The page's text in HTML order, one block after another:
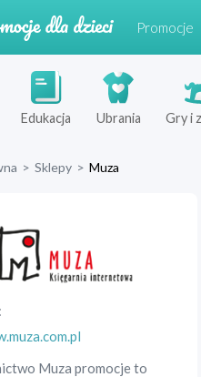
Promocje
Edukacja Ubrania Gry i
> Sklepy > Muza
Muza promocje to